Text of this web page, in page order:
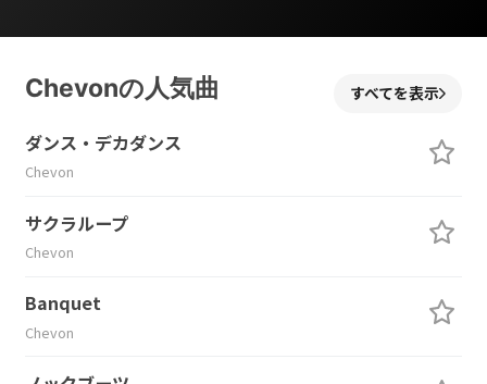
Chevonの人気曲 すべてを表示
ダンス・デカダンス
Chevon
サクラループ
Chevon
Banquet
Chevon